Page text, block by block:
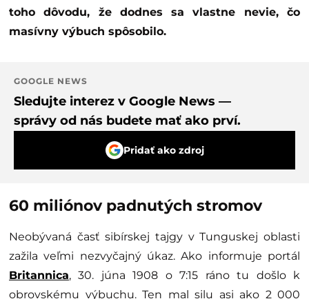
toho dôvodu, že dodnes sa vlastne nevie, čo
masívny výbuch spôsobilo.
GOOGLE NEWS
Sledujte interez v Google News —
správy od nás budete mať ako prví.
Pridať ako zdroj
60 miliónov padnutých stromov
Neobývaná časť sibírskej tajgy v Tunguskej oblasti
zažila veľmi nezvyčajný úkaz. Ako informuje portál
Britannica, 30. júna 1908 o 7:15 ráno tu došlo k
obrovskému výbuchu. Ten mal silu asi ako 2 000